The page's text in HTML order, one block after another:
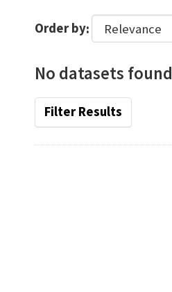
Order by
No datasets found
Filter Results